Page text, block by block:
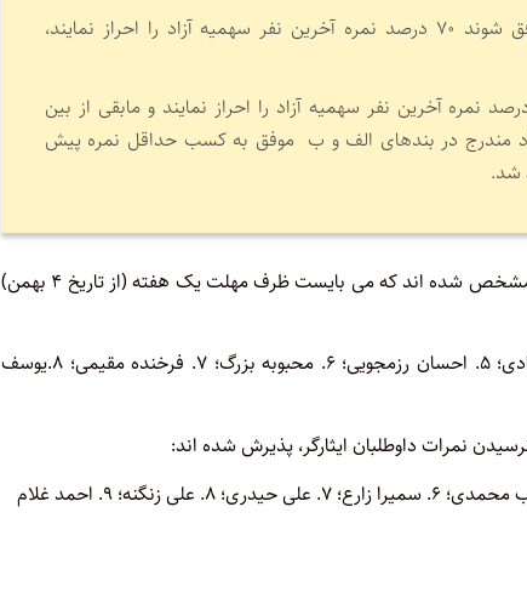
۲۵ درصد به سهمیه ایثارگرانی که موفق شوند ۷۰ درصد نمره آخرین نفر سهمیه آزاد را احراز نمایند،
درصد سهمیه به افراد بومی که ۸۰ درصد نمره آخرین نفر سهمیه آزاد را احراز نمایند و مابقی از بین
مندرج در بندهای الف و ب موفق به کسب حداقل نمره پیش
شد.
بر اساس اطلاعیه جدید این کانون، افراد زیر به عنوان پذیرفته شدگان بومی مشخص شده اند که می بایست ظرف مهلت یک هفته (از تاریخ ۴ بهمن)
۱. فاطمه اهرمی زاده؛ ۲. فریدون مرادی مهر؛ ۳. صونیا کیانی؛ ۴. شیما بنیادی؛ ۵. احسان رزمجویی؛ ۶. محبوبه بزرگ؛ ۷. فرخنده مقیمی؛ ۸.یوسف
نمرات داوطلبان ایثارگر، پذیرش شده اند:
۱. نگار رحیمی؛ ۲. فهیمه محمدی؛ ۳. صادق بهرامی؛ ۴. محدثه غفاری؛ ۵. زینب محمدی؛ ۶. سمیرا زارع؛ ۷. علی حیدری؛ ۸. علی زنگنه؛ ۹. احمد غلام